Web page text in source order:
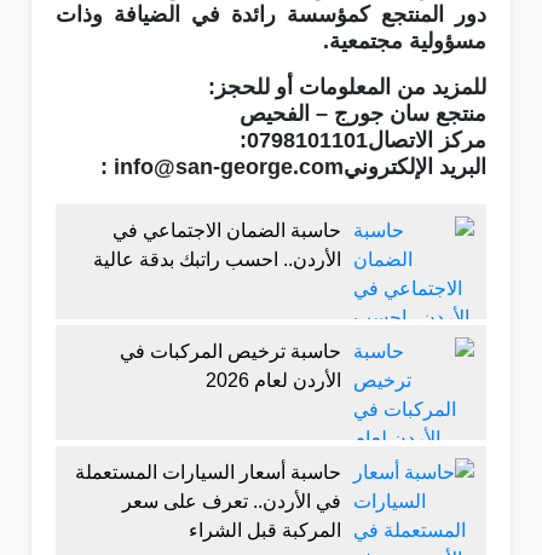
دور المنتجع كمؤسسة رائدة في الضيافة وذات
مسؤولية مجتمعية.
للمزيد من المعلومات أو للحجز :
منتجع سان جورج – الفحيص
مركز الاتصال:0798101101
البريد الإلكتروني: info@san-george.com
حاسبة الضمان الاجتماعي في
الأردن.. احسب راتبك بدقة عالية
حاسبة ترخيص المركبات في
الأردن لعام 2026
حاسبة أسعار السيارات المستعملة
في الأردن.. تعرف على سعر
المركبة قبل الشراء